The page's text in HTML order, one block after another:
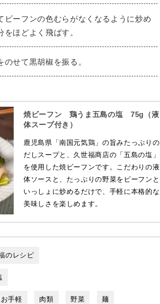
ビーフンの色むらがなくなるように炒め
ほどよく飛ばす。
せて黒胡椒を振る。
焼ビーフン 鶏うま五島の塩 75g（液
体スープ付き）
鹿児島県「南国元気鶏」の旨みたっぷりの
だしスープと、久世福商店の「五島の塩」
を使用した焼ビーフンです。こだわりの液
体ソースと、たっぷりの野菜をビーフンと
いっしょに炒めるだけで、手軽に本格的な
美味しさを楽しめます。
のレシピ
手軽 肉類 野菜 麺